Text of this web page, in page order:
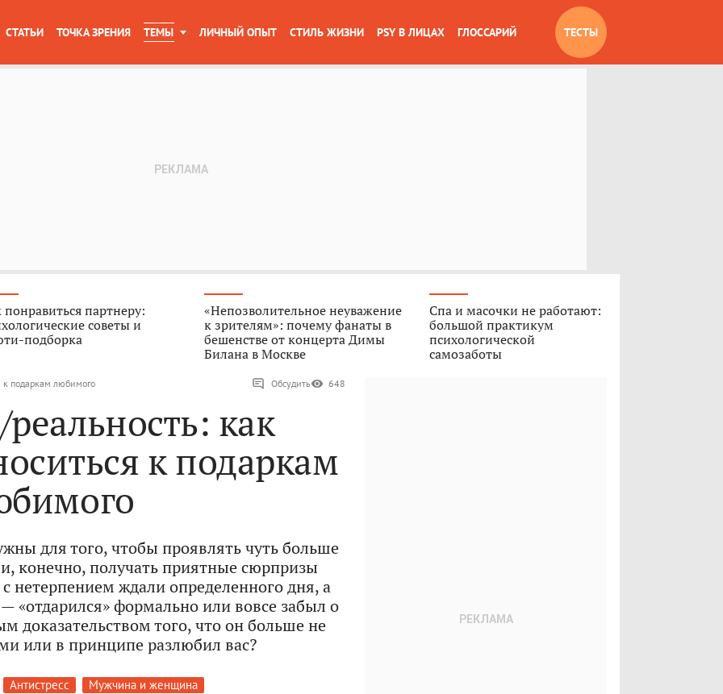
СТАТЬИ ТОЧКА ЗРЕНИЯ ТЕМЫ ЛИЧНЫЙ ОПЫТ СТИЛЬ ЖИЗНИ PSY В ЛИЦАХ ГЛОССАРИЙ ТЕСТЫ
понравиться партнеру:
советы и
подборка
«Непозволительное неуважение
к зрителям»: почему фанаты в
бешенстве от концерта Димы
Билана в Москве
Спа и масочки не работают:
большой практикум
психологической
самозаботы
к подаркам любимого Обсудить 648
как
к подаркам
для того, чтобы проявлять чуть больше
конечно, получать приятные сюрпризы
нетерпением ждали определенного дня, а
«отдарился» формально или вовсе забыл о
доказательством того, что он больше не
или в принципе разлюбил вас?
Антистресс Мужчина и женщина